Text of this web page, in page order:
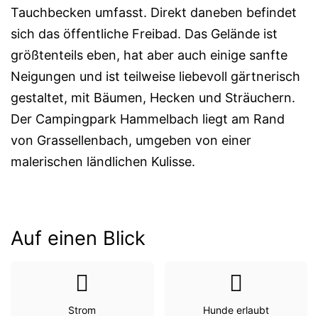
Tauchbecken umfasst. Direkt daneben befindet
sich das öffentliche Freibad. Das Gelände ist
größtenteils eben, hat aber auch einige sanfte
Neigungen und ist teilweise liebevoll gärtnerisch
gestaltet, mit Bäumen, Hecken und Sträuchern.
Der Campingpark Hammelbach liegt am Rand
von Grassellenbach, umgeben von einer
malerischen ländlichen Kulisse.
Auf einen Blick
Strom Hunde erlaubt